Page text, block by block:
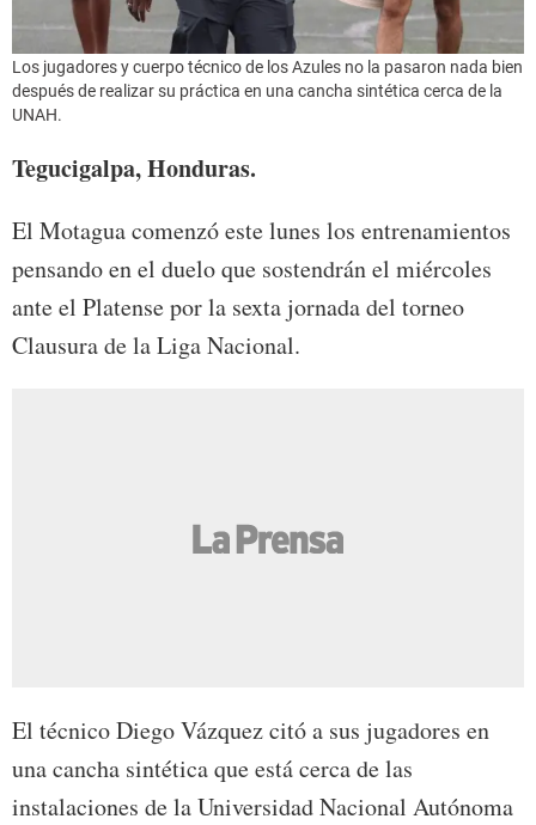
Los jugadores y cuerpo técnico de los Azules no la pasaron nada bien
después de realizar su práctica en una cancha sintética cerca de la
UNAH.
Tegucigalpa, Honduras.
El Motagua comenzó este lunes los entrenamientos
pensando en el duelo que sostendrán el miércoles
ante el Platense por la sexta jornada del torneo
Clausura de la Liga Nacional.
El técnico Diego Vázquez citó a sus jugadores en
una cancha sintética que está cerca de las
instalaciones de la Universidad Nacional Autónoma